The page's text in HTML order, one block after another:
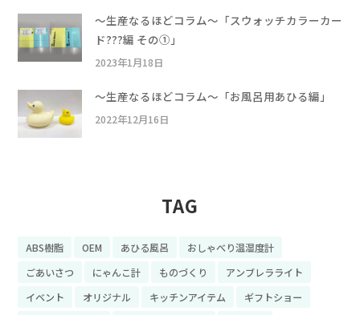
〜生産なるほどコラム〜「スウォッチカラーカー
ド???編 その①」
2023年1月18日
〜生産なるほどコラム〜「お風呂用あひる編」
2022年12月16日
TAG
ABS樹脂 OEM あひる風呂
おしゃべり温湿度計
ごあいさつ
にゃんこ計 ものづくり
アンブレラライト
イベント
オリジナル キッチンアイテム
ギフトショー